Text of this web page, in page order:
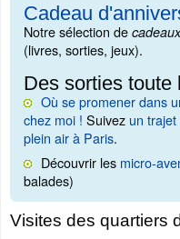
Cadeau
Notre sélection de
(livres, sorties, jeux).
Des sorties toute
Où se promener dans
chez moi ! Suivez un
plein air à Paris.
Découvrir les micro-
balades)
Visites des quartiers